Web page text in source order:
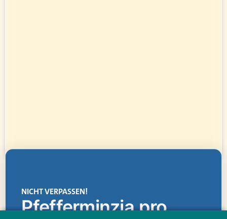
NICHT VERPASSEN!
Pfefferminzia.pro